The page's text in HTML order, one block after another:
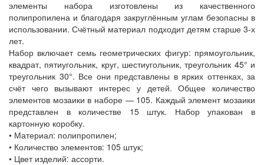
элементы набора изготовлены из качественного
полипропилена и благодаря закруглённым углам безопасны в
использовании. Счётный материал подходит детям старше 3-х
лет.
Набор включает семь геометрических фигур: прямоугольник,
квадрат, пятиугольник, круг, шестиугольник, треугольник 45° и
треугольник 30°. Все они представлены в ярких оттенках, за
счёт чего вызывают интерес у детей. Общее количество
элементов мозаики в наборе — 105. Каждый элемент мозаики
представлен в количестве 15 штук. Набор упакован в
картонную коробку.
• Материал: полипропилен;
• Количество элементов: 105 штук;
• Цвет изделий: ассорти.